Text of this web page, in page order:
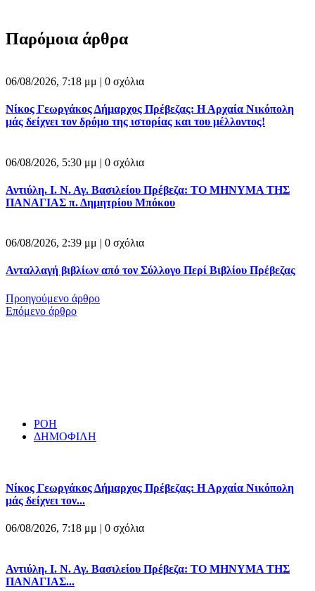
Παρόμοια άρθρα
06/08/2026, 7:18 μμ | 0 σχόλια
Νίκος Γεωργάκος Δήμαρχος Πρέβεζας: Η Αρχαία Νικόπολη
μάς δείχνει τον δρόμο της ιστορίας και του μέλλοντος!
06/08/2026, 5:30 μμ | 0 σχόλια
Αντιύλη. Ι. Ν. Αγ. Βασιλείου Πρέβεζα: ΤΟ ΜΗΝΥΜΑ ΤΗΣ
ΠΑΝΑΓΙΑΣ π. Δημητρίου Μπόκου
06/08/2026, 2:39 μμ | 0 σχόλια
Ανταλλαγή βιβλίων από τον Σύλλογο Περί Βιβλίου Πρέβεζας
Προηγούμενο άρθρο
Επόμενο άρθρο
ΡΟΗ
ΔΗΜΟΦΙΛΗ
Νίκος Γεωργάκος Δήμαρχος Πρέβεζας: Η Αρχαία Νικόπολη
μάς δείχνει τον...
06/08/2026, 7:18 μμ | 0 σχόλια
Αντιύλη. Ι. Ν. Αγ. Βασιλείου Πρέβεζα: ΤΟ ΜΗΝΥΜΑ ΤΗΣ
ΠΑΝΑΓΙΑΣ...